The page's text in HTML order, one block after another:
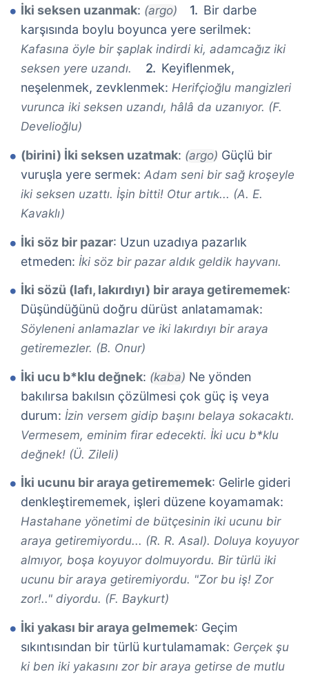
İki seksen uzanmak: (argo)
Bir darbe
karşısında boylu boyunca yere serilmek:
Kafasına öyle bir şaplak indirdi ki, adamcağız iki
seksen yere uzandı.
Keyiflenmek,
neşelenmek, zevklenmek: Herifçioğlu mangizleri
vurunca iki seksen uzandı, hâlâ da uzanıyor. (F.
Develioğlu)
(birini) İki seksen uzatmak: (argo) Güçlü bir
vuruşla yere sermek: Adam seni bir sağ kroşeyle
iki seksen uzattı. İşin bitti! Otur artık... (A. E.
Kavaklı)
İki söz bir pazar: Uzun uzadıya pazarlık
etmeden: İki söz bir pazar aldık geldik hayvanı.
İki sözü (lafı, lakırdıyı) bir araya getirememek:
Düşündüğünü doğru dürüst anlatamamak:
Söyleneni anlamazlar ve iki lakırdıyı bir araya
getiremezler. (B. Onur)
İki ucu b*klu değnek: (kaba) Ne yönden
bakılırsa bakılsın çözülmesi çok güç iş veya
durum: İzin versem gidip başını belaya sokacaktı.
Vermesem, eminim firar edecekti. İki ucu b*klu
değnek! (Ü. Zileli)
İki ucunu bir araya getirememek: Gelirle gideri
denkleştirememek, işleri düzene koyamamak:
Hastahane yönetimi de bütçesinin iki ucunu bir
araya getiremiyordu... (R. R. Asal). Doluya koyuyor
almıyor, boşa koyuyor dolmuyordu. Bir türlü iki
ucunu bir araya getiremiyordu. "Zor bu iş! Zor
zor!.." diyordu. (F. Baykurt)
İki yakası bir araya gelmemek: Geçim
sıkıntısından bir türlü kurtulamamak: Gerçek şu
ki ben iki yakasını zor bir araya getirse de mutlu